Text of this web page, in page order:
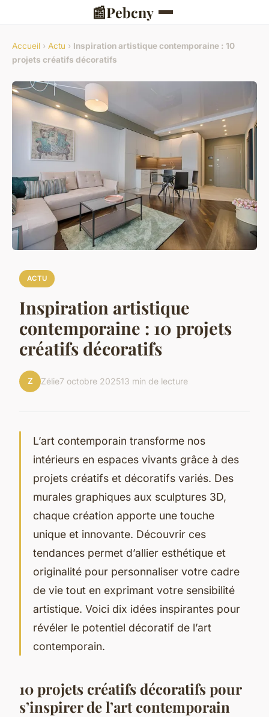
📰Pebcny
Accueil › Actu › Inspiration artistique contemporaine : 10
projets créatifs décoratifs
ACTU
Inspiration artistique
contemporaine : 10 projets
créatifs décoratifs
Z Zélie7 octobre 202513 min de lecture
L’art contemporain transforme nos
intérieurs en espaces vivants grâce à des
projets créatifs et décoratifs variés. Des
murales graphiques aux sculptures 3D,
chaque création apporte une touche
unique et innovante. Découvrir ces
tendances permet d’allier esthétique et
originalité pour personnaliser votre cadre
de vie tout en exprimant votre sensibilité
artistique. Voici dix idées inspirantes pour
révéler le potentiel décoratif de l’art
contemporain.
10 projets créatifs décoratifs pour
s’inspirer de l’art contemporain